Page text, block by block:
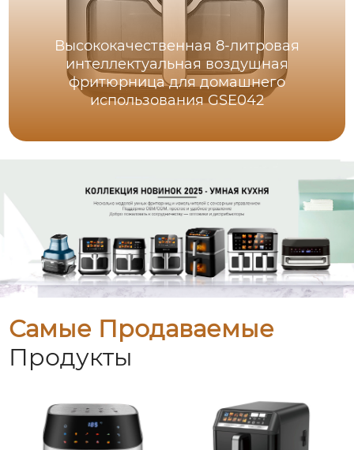
Высококачественная 8-литровая
интеллектуальная воздушная
фритюрница для домашнего
использования GSE042
Самые Продаваемые
Продукты